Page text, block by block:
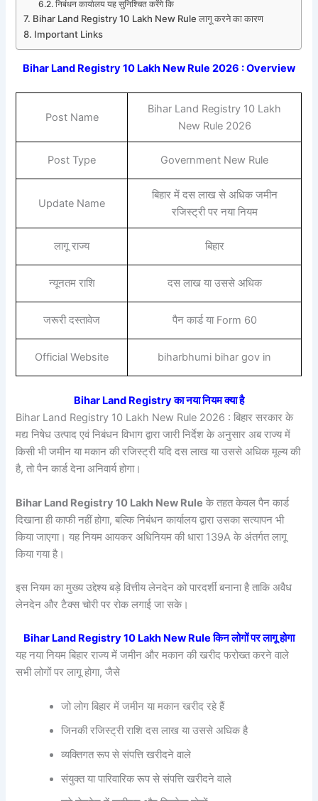
निबंधन कार्यालय यह सुनिश्चित करेंगे कि
Bihar Land Registry 10 Lakh New Rule लागू करने का कारण
Important Links
Bihar Land Registry 10 Lakh New Rule 2026 : Overview
Post Name
Bihar Land Registry 10 Lakh
New Rule 2026
Post Type Government New Rule
Update Name
बिहार में दस लाख से अधिक जमीन
रजिस्ट्री पर नया नियम
लागू राज्य बिहार
न्यूनतम राशि दस लाख या उससे अधिक
जरूरी दस्तावेज पैन कार्ड या Form 60
Official Website biharbhumi bihar gov in
Bihar Land Registry का नया नियम क्या है
Bihar Land Registry 10 Lakh New Rule 2026 : बिहार सरकार के
मद्य निषेध उत्पाद एवं निबंधन विभाग द्वारा जारी निर्देश के अनुसार अब राज्य में
किसी भी जमीन या मकान की रजिस्ट्री यदि दस लाख या उससे अधिक मूल्य की
है, तो पैन कार्ड देना अनिवार्य होगा।
Bihar Land Registry 10 Lakh New Rule के तहत केवल पैन कार्ड
दिखाना ही काफी नहीं होगा, बल्कि निबंधन कार्यालय द्वारा उसका सत्यापन भी
किया जाएगा। यह नियम आयकर अधिनियम की धारा 139A के अंतर्गत लागू
किया गया है।
इस नियम का मुख्य उद्देश्य बड़े वित्तीय लेनदेन को पारदर्शी बनाना है ताकि अवैध
लेनदेन और टैक्स चोरी पर रोक लगाई जा सके।
Bihar Land Registry 10 Lakh New Rule किन लोगों पर लागू होगा
यह नया नियम बिहार राज्य में जमीन और मकान की खरीद फरोख्त करने वाले
सभी लोगों पर लागू होगा, जैसे
जो लोग बिहार में जमीन या मकान खरीद रहे हैं
जिनकी रजिस्ट्री राशि दस लाख या उससे अधिक है
व्यक्तिगत रूप से संपत्ति खरीदने वाले
संयुक्त या पारिवारिक रूप से संपत्ति खरीदने वाले